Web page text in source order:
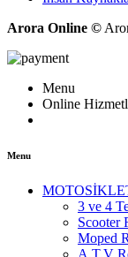
Arora Online ©
Menu
Online
Menu
3 ve 4
Scooter
Moped
A.T.V